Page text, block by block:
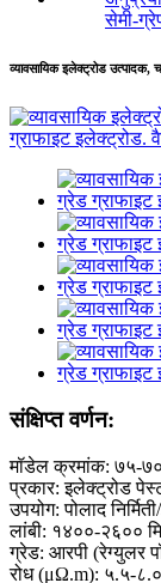
सेमी-
व्यावसायिक इलेक्ट्रोड
संक्षिप्त वर्णन:
मॉडेल क्रमांक: ७५-
प्रकार: इलेक्ट्रोड
उपयोग: पोलाद
लांबी: १४००-२६००
ग्रेड: आरपी (रेग्युलर
रोध (μΩ.m): ५.५-८.०